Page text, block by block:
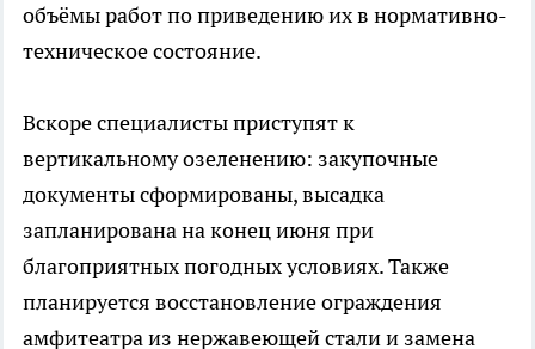
объёмы работ по приведению их в нормативно-
техническое состояние.
Вскоре специалисты приступят к
вертикальному озеленению: закупочные
документы сформированы, высадка
запланирована на конец июня при
благоприятных погодных условиях. Также
планируется восстановление ограждения
амфитеатра из нержавеющей стали и замена